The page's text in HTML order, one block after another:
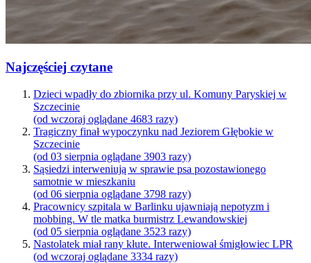
Najczęściej czytane
Dzieci wpadły do zbiornika przy ul. Komuny Paryskiej w
Szczecinie
(od wczoraj oglądane 4683 razy)
Tragiczny finał wypoczynku nad Jeziorem Głębokie w
Szczecinie
(od 03 sierpnia oglądane 3903 razy)
Sąsiedzi interweniują w sprawie psa pozostawionego
samotnie w mieszkaniu
(od 06 sierpnia oglądane 3798 razy)
Pracownicy szpitala w Barlinku ujawniają nepotyzm i
mobbing. W tle matka burmistrz Lewandowskiej
(od 05 sierpnia oglądane 3523 razy)
Nastolatek miał rany kłute. Interweniował śmigłowiec LPR
(od wczoraj oglądane 3334 razy)